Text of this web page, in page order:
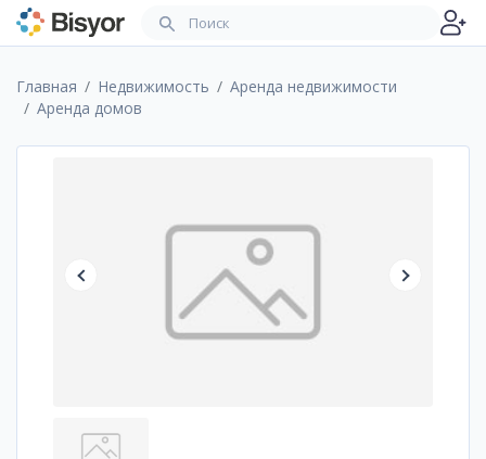
Главная Недвижимость
Аренда недвижимости
Аренда домов